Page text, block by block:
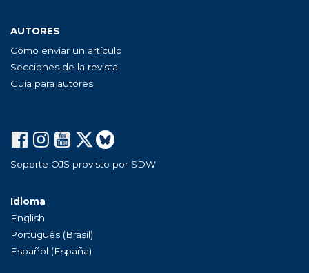
AUTORES
Cómo enviar un artículo
Secciones de la revista
Guía para autores
Soporte OJS provisto por SDW
Idioma
English
Português (Brasil)
Español (España)